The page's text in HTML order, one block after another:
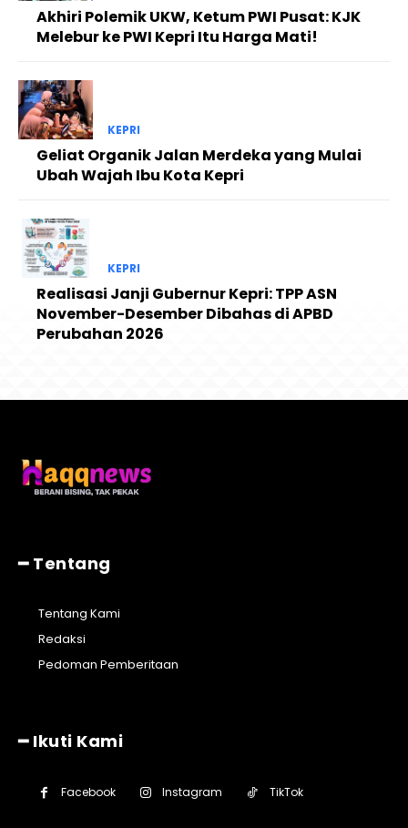
Akhiri Polemik UKW, Ketum PWI Pusat: KJK
Melebur ke PWI Kepri Itu Harga Mati!
KEPRI
Geliat Organik Jalan Merdeka yang Mulai
Ubah Wajah Ibu Kota Kepri
KEPRI
Realisasi Janji Gubernur Kepri: TPP ASN
November-Desember Dibahas di APBD
Perubahan 2026
━ Tentang
Tentang Kami
Redaksi
Pedoman Pemberitaan
━ Ikuti Kami
Facebook Instagram TikTok